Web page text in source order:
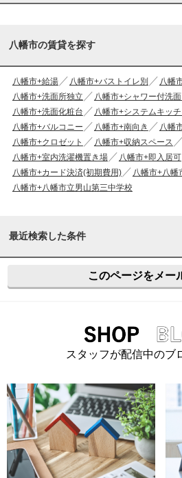
八幡市の賃貸を探す
八幡市+給湯 八幡市+バストイレ別
八幡
八幡市+洗面所独立
八幡市+シャワー付洗
八幡市+洗面化粧台
八幡市+システムキッ
八幡市+バルコニー
八幡市+南向き
八幡
八幡市+クロゼット
八幡市+収納スペース
八幡市+室内洗濯機置き場
八幡市+即入居可
八幡市+カード決済(初期費用)
八幡市+八幡
八幡市+八幡市立男山第三中学校
最近検索した条件
このページをメー
スタッフが配信中のブ